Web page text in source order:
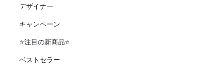
デザイナー
キャンペーン
⭐️注目の新商品⭐️
ベストセラー